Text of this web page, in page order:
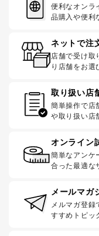
便利なオンラ
品購入や便利
ネットで注
店舗で受け取
り店舗をお選
取り扱い店
簡単操作で店
や取り扱い店
オンライン
簡単なアンケ
合った最適な
メールマガ
メルマガ登録
すすめトピッ